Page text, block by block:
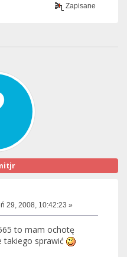
Zapisane
29, 2008, 10:42:23 »
to mam ochotę
takiego sprawić